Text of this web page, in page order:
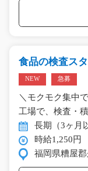
食品の検査ス
NEW 急募
＼モクモク集中
工場で、検査・
長期（3ヶ月
時給1,250円
福岡県糟屋